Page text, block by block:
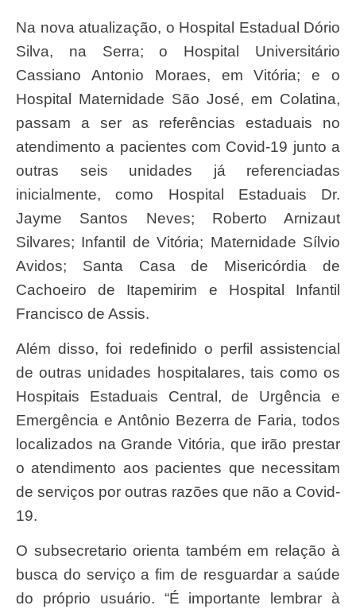
Na nova atualização, o Hospital Estadual Dório
Silva, na Serra; o Hospital Universitário
Cassiano Antonio Moraes, em Vitória; e o
Hospital Maternidade São José, em Colatina,
passam a ser as referências estaduais no
atendimento a pacientes com Covid-19 junto a
outras seis unidades já referenciadas
inicialmente, como Hospital Estaduais Dr.
Jayme Santos Neves; Roberto Arnizaut
Silvares; Infantil de Vitória; Maternidade Sílvio
Avidos; Santa Casa de Misericórdia de
Cachoeiro de Itapemirim e Hospital Infantil
Francisco de Assis.
Além disso, foi redefinido o perfil assistencial
de outras unidades hospitalares, tais como os
Hospitais Estaduais Central, de Urgência e
Emergência e Antônio Bezerra de Faria, todos
localizados na Grande Vitória, que irão prestar
o atendimento aos pacientes que necessitam
de serviços por outras razões que não a Covid-
19.
O subsecretario orienta também em relação à
busca do serviço a fim de resguardar a saúde
do próprio usuário. “É importante lembrar à